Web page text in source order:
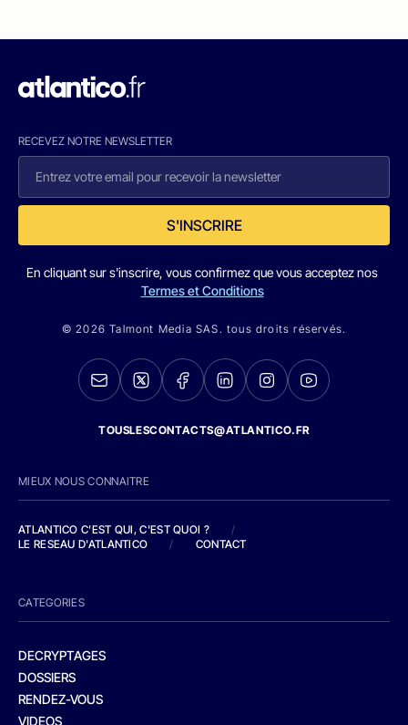
RECEVEZ NOTRE NEWSLETTER
S'INSCRIRE
En cliquant sur s'inscrire, vous confirmez que vous acceptez nos
Termes et Conditions
© 2026 Talmont Media SAS. tous droits réservés.
TOUSLESCONTACTS@ATLANTICO.FR
MIEUX NOUS CONNAITRE
ATLANTICO C'EST QUI, C'EST QUOI ?
/
LE RESEAU D'ATLANTICO
/ CONTACT
CATEGORIES
DECRYPTAGES
DOSSIERS
RENDEZ-VOUS
VIDEOS